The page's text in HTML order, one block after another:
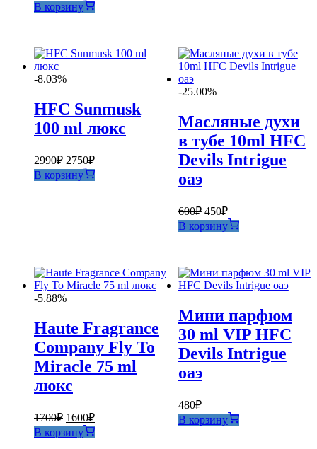
В корзину
-8.03%
HFC Sunmusk
100 ml люкс
2990₽ Первоначальная
цена
составляла
2750₽Текущая
цена:
2750₽.
В корзину
-25.00%
Масляные духи
в тубе 10ml HFC
Devils Intrigue
оаэ
600₽ Первоначальная
цена
составляла
450₽Текущая
цена:
450₽.
В корзину
-5.88%
Haute Fragrance
Company Fly To
Miracle 75 ml
люкс
1700₽ Первоначальная
цена
составляла
1600₽Текущая
цена:
1600₽.
В корзину
Мини парфюм
30 ml VIP HFC
Devils Intrigue
оаэ
480₽
В корзину